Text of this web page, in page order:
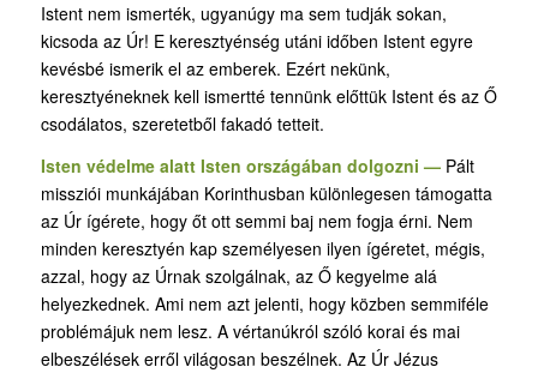
Istent nem ismerték, ugyanúgy ma sem tudják sokan,
kicsoda az Úr! E keresztyénség utáni időben Istent egyre
kevésbé ismerik el az emberek. Ezért nekünk,
keresztyéneknek kell ismertté tennünk előttük Istent és az Ő
csodálatos, szeretetből fakadó tetteit.
Isten védelme alatt Isten országában dolgozni — Pált
missziói munkájában Korinthusban különlegesen támogatta
az Úr ígérete, hogy őt ott semmi baj nem fogja érni. Nem
minden keresztyén kap személyesen ilyen ígéretet, mégis,
azzal, hogy az Úrnak szolgálnak, az Ő kegyelme alá
helyezkednek. Ami nem azt jelenti, hogy közben semmiféle
problémájuk nem lesz. A vértanúkról szóló korai és mai
elbeszélések erről világosan beszélnek. Az Úr Jézus